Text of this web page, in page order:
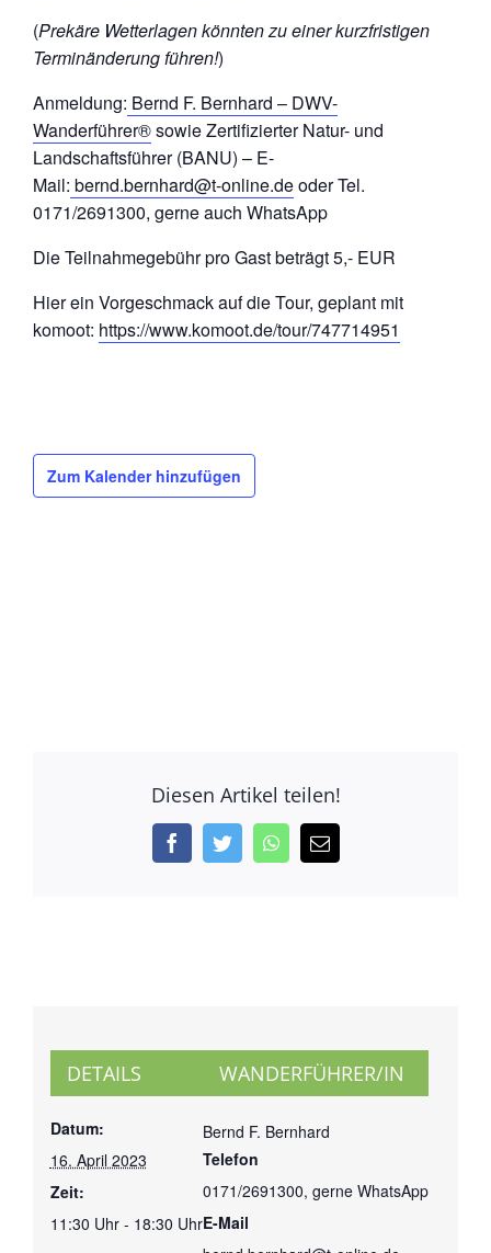
(Prekäre Wetterlagen könnten zu einer kurzfristigen
Terminänderung führen!)
Anmeldung: Bernd F. Bernhard – DWV-
Wanderführer®sowie Zertifizierter Natur- und
Landschaftsführer (BANU) – E-
Mail: bernd.bernhard@t-online.deoder Tel.
0171/2691300, gerne auch WhatsApp
Die Teilnahmegebühr pro Gast beträgt 5,- EUR
Hier ein Vorgeschmack auf die Tour, geplant mit
komoot: https://www.komoot.de/tour/747714951
Zum Kalender hinzufügen
Diesen Artikel teilen!
FacebookTwitterWhatsApp
E-
Mail
DETAILS
Datum:
16. April 2023
Zeit:
11:30 Uhr - 18:30 Uhr
WANDERFÜHRER/IN
Bernd F. Bernhard
Telefon
0171/2691300, gerne WhatsApp
E-Mail